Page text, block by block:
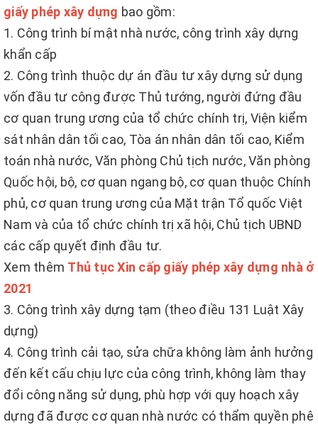
giấy phép xây dựng bao gồm:
1. Công trình bí mật nhà nước, công trình xây dựng
khẩn cấp
2. Công trình thuộc dự án đầu tư xây dựng sử dụng
vốn đầu tư công được Thủ tướng, người đứng đầu
cơ quan trung ương của tổ chức chính trị, Viện kiểm
sát nhân dân tối cao, Tòa án nhân dân tối cao, Kiểm
toán nhà nước, Văn phòng Chủ tịch nước, Văn phòng
Quốc hội, bộ, cơ quan ngang bộ, cơ quan thuộc Chính
phủ, cơ quan trung ương của Mặt trận Tổ quốc Việt
Nam và của tổ chức chính trị xã hội, Chủ tịch UBND
các cấp quyết định đầu tư.
Xem thêm Thủ tục Xin cấp giấy phép xây dựng nhà ở
2021
3. Công trình xây dựng tạm (theo điều 131 Luật Xây
dựng)
4. Công trình cải tạo, sửa chữa không làm ảnh hưởng
đến kết cấu chịu lực của công trình, không làm thay
đổi công năng sử dụng, phù hợp với quy hoạch xây
dựng đã được cơ quan nhà nước có thẩm quyền phê